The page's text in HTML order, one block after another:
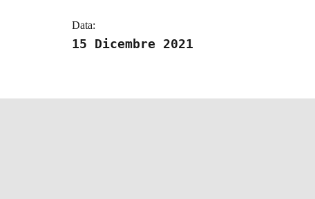
Data:
15 Dicembre 2021